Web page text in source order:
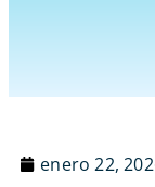
enero 22,